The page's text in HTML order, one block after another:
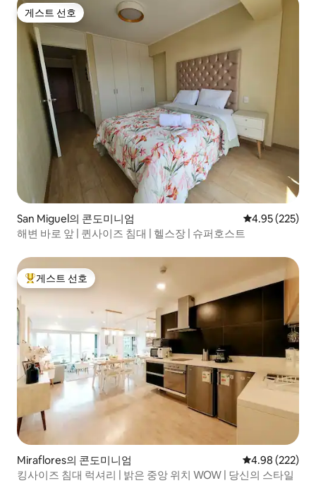
게스트 선호
게스트 선호
San Miguel의 콘도미니엄 평점 4.95점(5
4.95 (225)
해변 바로 앞 | 퀸사이즈 침대 | 헬스장 | 슈퍼호스트
상위 게스트 선호
게스트 선호
Miraflores의 콘도미니엄 평점 4.98점(5
4.98 (222)
킹사이즈 침대 럭셔리 | 밝은 중앙 위치 WOW | 당신의 스타일